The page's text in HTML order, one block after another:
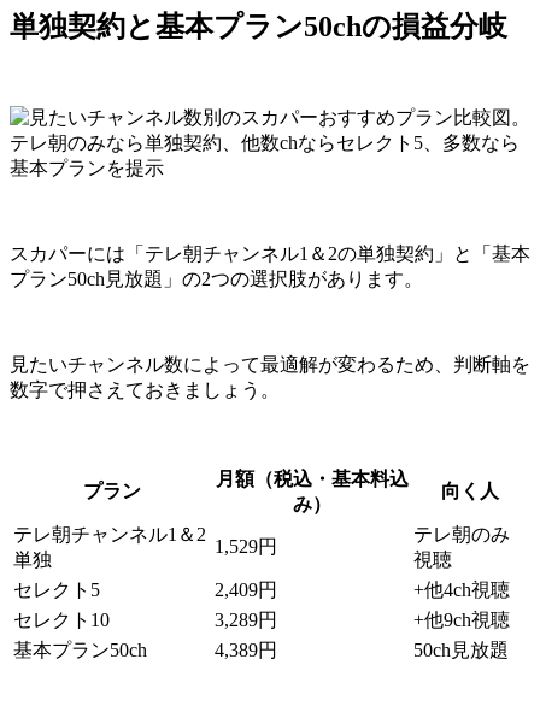
単独契約と基本プラン50chの損益分岐
スカパーには「テレ朝チャンネル1＆2の単独契約」と「基本
プラン50ch見放題」の2つの選択肢があります。
見たいチャンネル数によって最適解が変わるため、判断軸を
数字で押さえておきましょう。
プラン
月額（税込・基本料込
み）
向く人
テレ朝チャンネル1＆2
単独
1,529円
テレ朝のみ
視聴
セレクト5
2,409円
+他4ch視聴
セレクト10
3,289円
+他9ch視聴
基本プラン50ch
4,389円 50ch見放題